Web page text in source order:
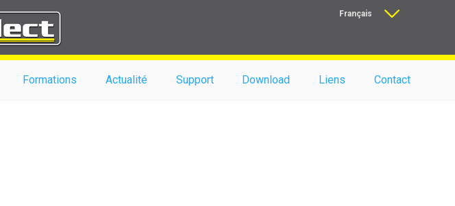
Français
Formations Actualité Support Download Liens Contact